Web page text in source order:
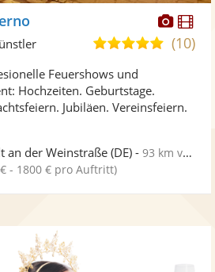
5,0
Sternen
(10)
Feuershows und
Hochzeiten. Geburtstage.
Jubiläen. Vereinsfeiern.
an der Weinstraße (DE) -93 km von Frankfurt am Main
- 1800 € pro Auftritt)